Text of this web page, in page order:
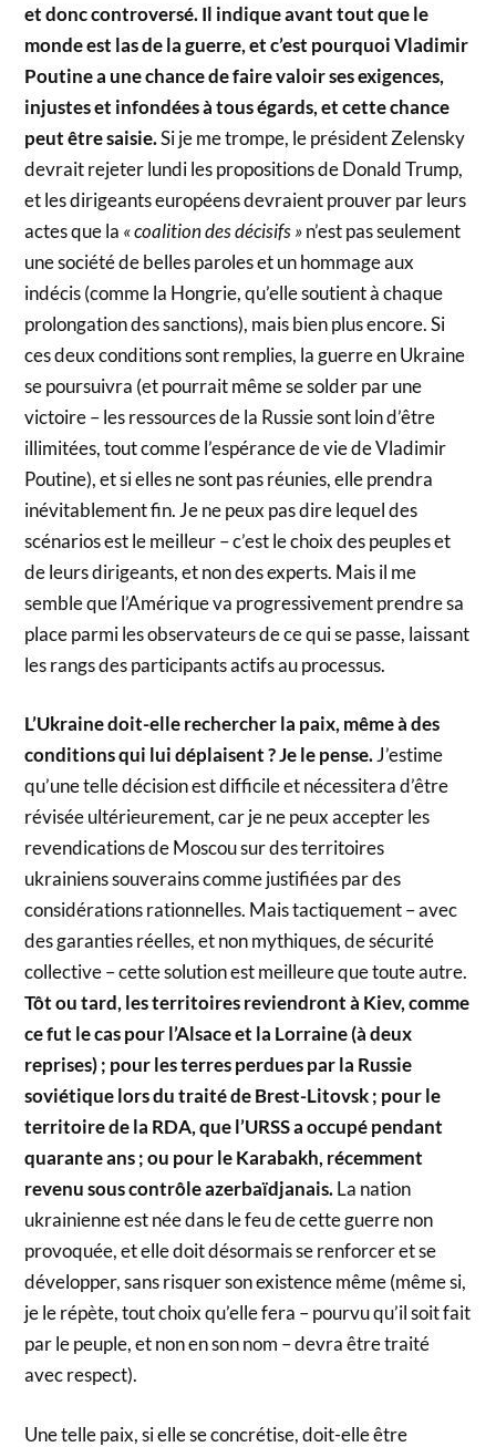
et donc controversé. Il indique avant tout que le
monde est las de la guerre, et c’est pourquoi Vladimir
Poutine a une chance de faire valoir ses exigences,
injustes et infondées à tous égards, et cette chance
peut être saisie.Si je me trompe, le président Zelensky
devrait rejeter lundi les propositions de Donald Trump,
et les dirigeants européens devraient prouver par leurs
actes que la « coalition des décisifs »n’est pas seulement
une société de belles paroles et un hommage aux
indécis (comme la Hongrie, qu’elle soutient à chaque
prolongation des sanctions), mais bien plus encore. Si
ces deux conditions sont remplies, la guerre en Ukraine
se poursuivra (et pourrait même se solder par une
victoire – les ressources de la Russie sont loin d’être
illimitées, tout comme l’espérance de vie de Vladimir
Poutine), et si elles ne sont pas réunies, elle prendra
inévitablement fin. Je ne peux pas dire lequel des
scénarios est le meilleur – c’est le choix des peuples et
de leurs dirigeants, et non des experts. Mais il me
semble que l’Amérique va progressivement prendre sa
place parmi les observateurs de ce qui se passe, laissant
les rangs des participants actifs au processus.
L’Ukraine doit-elle rechercher la paix, même à des
conditions qui lui déplaisent ? Je le pense.J’estime
qu’une telle décision est difficile et nécessitera d’être
révisée ultérieurement, car je ne peux accepter les
revendications de Moscou sur des territoires
ukrainiens souverains comme justifiées par des
considérations rationnelles. Mais tactiquement – avec
des garanties réelles, et non mythiques, de sécurité
collective – cette solution est meilleure que toute autre.
Tôt ou tard, les territoires reviendront à Kiev, comme
ce fut le cas pour l’Alsace et la Lorraine (à deux
reprises) ; pour les terres perdues par la Russie
soviétique lors du traité de Brest-Litovsk ; pour le
territoire de la RDA, que l’URSS a occupé pendant
quarante ans ; ou pour le Karabakh, récemment
revenu sous contrôle azerbaïdjanais.La nation
ukrainienne est née dans le feu de cette guerre non
provoquée, et elle doit désormais se renforcer et se
développer, sans risquer son existence même (même si,
je le répète, tout choix qu’elle fera – pourvu qu’il soit fait
par le peuple, et non en son nom – devra être traité
avec respect).
Une telle paix, si elle se concrétise, doit-elle être